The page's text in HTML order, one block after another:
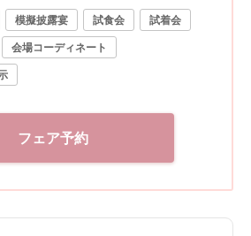
模擬披露宴 試食会
試着会
会場コーディネート
フェア予約